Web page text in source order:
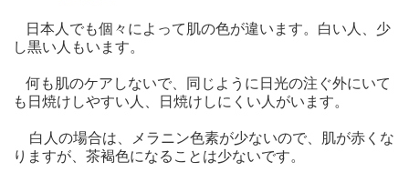
日本人でも個々によって肌の色が違います。白い人、少
し黒い人もいます。
何も肌のケアしないで、同じように日光の注ぐ外にいて
も日焼けしやすい人、日焼けしにくい人がいます。
白人の場合は、メラニン色素が少ないので、肌が赤くな
りますが、茶褐色になることは少ないです。